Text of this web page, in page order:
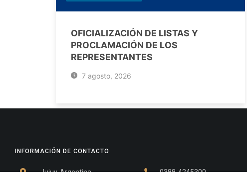
OFICIALIZACIÓN DE LISTAS Y
PROCLAMACIÓN DE LOS
REPRESENTANTES
7 agosto, 2026
INFORMACIÓN DE CONTACTO
Jujuy, Argentina 0388-4245300